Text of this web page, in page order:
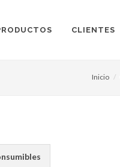
CLIENTES
Inicio